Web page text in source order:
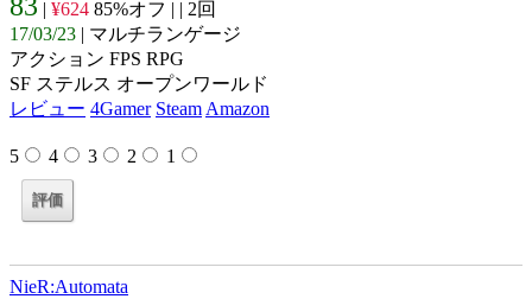
| ¥624 85%オフ | | 2回
17/03/23 | マルチランゲージ
アクション FPS RPG
SF ステルス オープンワールド
レビュー 4Gamer Steam Amazon
5 4 3 2 1
NieR:Automata